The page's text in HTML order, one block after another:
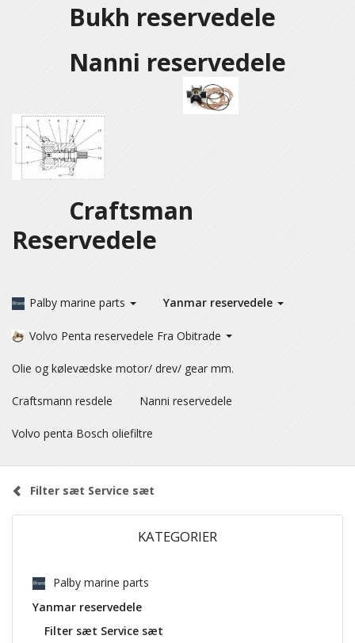
Bukh reservedele
Nanni reservedele
Craftsman
Reservedele
Palby marine parts Yanmar reservedele
Volvo Penta reservedele Fra Obitrade
Olie og kølevædske motor/ drev/ gear mm.
Craftsmann resdele Nanni reservedele
Volvo penta Bosch oliefiltre
Filter sæt Service sæt
KATEGORIER
Palby marine parts
Yanmar reservedele
Filter sæt Service sæt